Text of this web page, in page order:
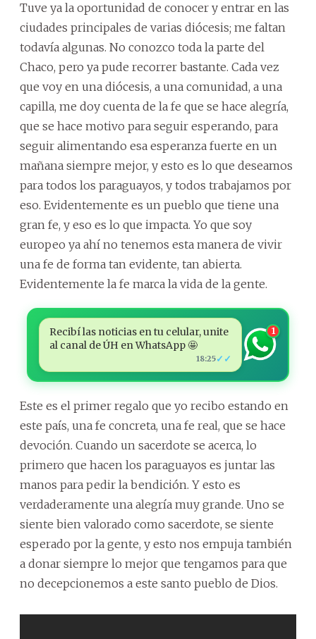
Tuve ya la oportunidad de conocer y entrar en las
ciudades principales de varias diócesis; me faltan
todavía algunas. No conozco toda la parte del
Chaco, pero ya pude recorrer bastante. Cada vez
que voy en una diócesis, a una comunidad, a una
capilla, me doy cuenta de la fe que se hace alegría,
que se hace motivo para seguir esperando, para
seguir alimentando esa esperanza fuerte en un
mañana siempre mejor, y esto es lo que deseamos
para todos los paraguayos, y todos trabajamos por
eso. Evidentemente es un pueblo que tiene una
gran fe, y eso es lo que impacta. Yo que soy
europeo ya ahí no tenemos esta manera de vivir
una fe de forma tan evidente, tan abierta.
Evidentemente la fe marca la vida de la gente.
Recibí las noticias en tu celular, unite
al canal de ÚH en WhatsApp 🤩
18:25✓✓
1
Este es el primer regalo que yo recibo estando en
este país, una fe concreta, una fe real, que se hace
devoción. Cuando un sacerdote se acerca, lo
primero que hacen los paraguayos es juntar las
manos para pedir la bendición. Y esto es
verdaderamente una alegría muy grande. Uno se
siente bien valorado como sacerdote, se siente
esperado por la gente, y esto nos empuja también
a donar siempre lo mejor que tengamos para que
no decepcionemos a este santo pueblo de Dios.